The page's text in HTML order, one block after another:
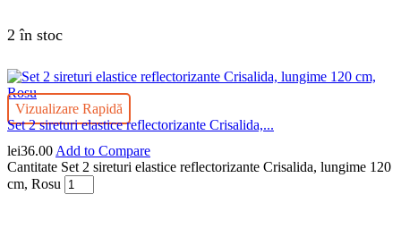
2 în stoc
Vizualizare Rapidă
Set 2 sireturi elastice reflectorizante Crisalida,...
lei36.00 Add to Compare
Cantitate Set 2 sireturi elastice reflectorizante Crisalida, lungime 120
cm, Rosu